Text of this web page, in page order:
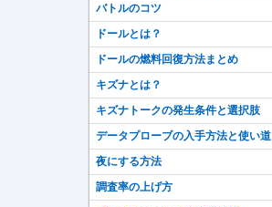
バトルのコツ
ドールとは？
ドールの燃料回復方法まとめ
キズナとは？
キズナトークの発生条件と選択肢
データプローブの入手方法と使い道
夜にする方法
調査率の上げ方